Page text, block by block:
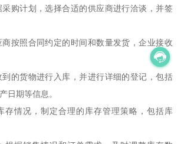
购计划，选择合适的供应商进行洽谈，并签
按照合同约定的时间和数量发货，企业接收
的货物进行入库，并进行详细的登记，包括
日期等信息。
存情况，制定合理的库存管理策略，包括库